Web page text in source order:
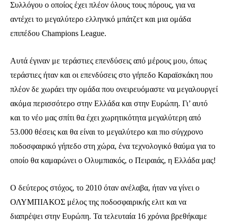
Συλλόγου ο οποίος έχει πλέον όλους τους πόρους, για να
αντέχει το μεγαλύτερο ελληνικό μπάτζετ και μια ομάδα
επιπέδου Champions League.
Αυτά έγιναν με τεράστιες επενδύσεις από μέρους μου, όπως
τεράστιες ήταν και οι επενδύσεις στο γήπεδο Καραϊσκάκη που
πλέον δε χωράει την ομάδα που ονειρευόμαστε να μεγαλουργεί
ακόμα περισσότερο στην Ελλάδα και στην Ευρώπη. Γι’ αυτό
και το νέο μας σπίτι θα έχει χωρητικότητα μεγαλύτερη από
53.000 θέσεις και θα είναι το μεγαλύτερο και πιο σύγχρονο
ποδοσφαιρικό γήπεδο στη χώρα, ένα τεχνολογικό θαύμα για το
οποίο θα καμαρώνει ο Ολυμπιακός, ο Πειραιάς, η Ελλάδα μας!
O δεύτερος στόχος, το 2010 όταν ανέλαβα, ήταν να γίνει ο
ΟΛΥΜΠΙΑΚΟΣ μέλος της ποδοσφαιρικής ελιτ και να
διαπρέψει στην Ευρώπη. Τα τελευταία 16 χρόνια βρεθήκαμε